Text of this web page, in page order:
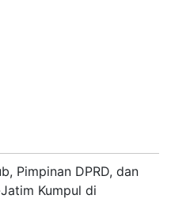
Pimpinan DPRD, dan
Kumpul di